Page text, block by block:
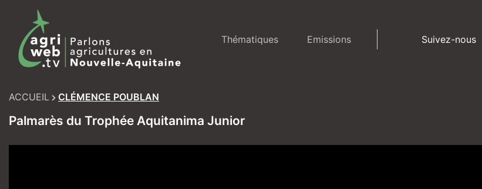
content
Thématiques Emissions Suivez-nous
ACCUEIL CLÉMENCE POUBLAN
Palmarès du Trophée Aquitanima Junior